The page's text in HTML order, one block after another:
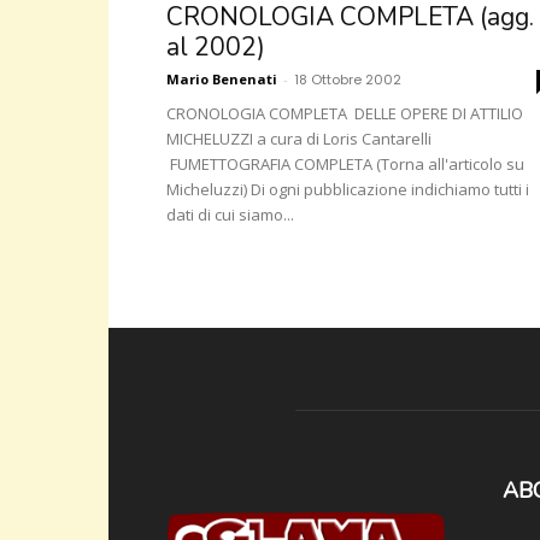
CRONOLOGIA COMPLETA (agg.
al 2002)
Mario Benenati - 18 Ottobre 2002
CRONOLOGIA COMPLETA DELLE OPERE DI ATTILIO
MICHELUZZI a cura di Loris Cantarelli
FUMETTOGRAFIA COMPLETA (Torna all'articolo su
Micheluzzi) Di ogni pubblicazione indichiamo tutti i
dati di cui siamo...